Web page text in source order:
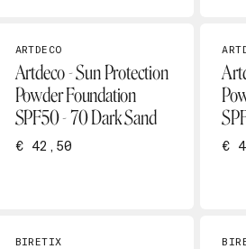
ARTDECO
Artdeco - Sun Protection
Powder Foundation
SPF50 - 70 Dark Sand
€ 42,50 €
BIRETIX